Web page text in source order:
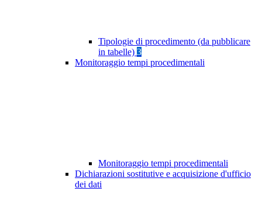
Tipologie di procedimento (da pubblicare
in tabelle) 3
Monitoraggio tempi procedimentali
Monitoraggio tempi procedimentali
Dichiarazioni sostitutive e acquisizione d'ufficio
dei dati